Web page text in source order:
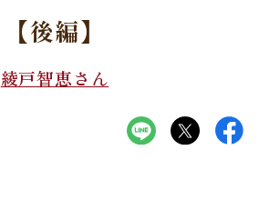
【後編】
綾戸智恵さん